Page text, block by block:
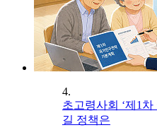
4.
초고령사회 ‘제1
길 정책은